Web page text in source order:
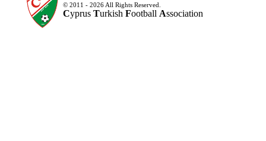
© 2011 - 2026 All Rights Reserved.
Cyprus Turkish Football Association